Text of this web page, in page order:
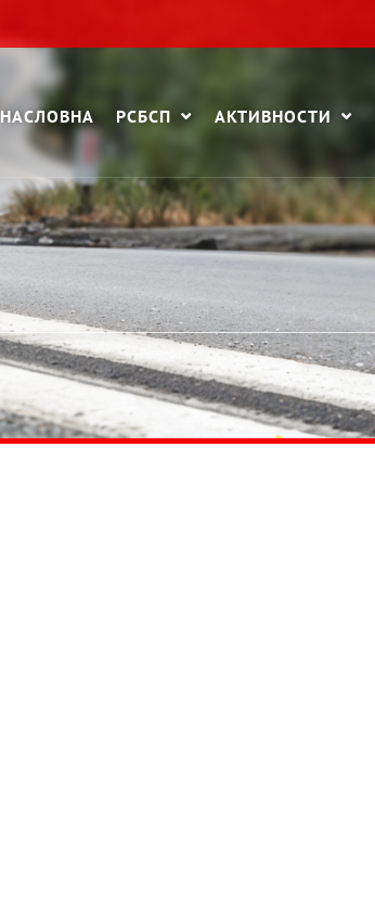
НАСЛОВНА РСБСП АКТИВНОСТИ